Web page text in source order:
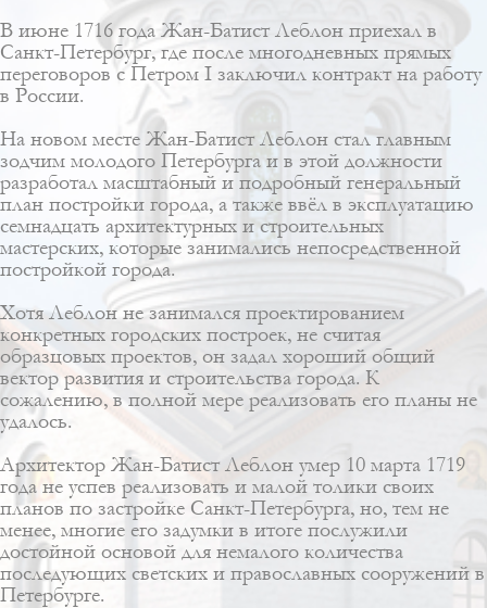
В июне 1716 года Жан-Батист Леблон приехал в
Санкт-Петербург, где после многодневных прямых
переговоров с Петром I заключил контракт на работу
в России.
На новом месте Жан-Батист Леблон стал главным
зодчим молодого Петербурга и в этой должности
разработал масштабный и подробный генеральный
план постройки города, а также ввёл в эксплуатацию
семнадцать архитектурных и строительных
мастерских, которые занимались непосредственной
постройкой города.
Хотя Леблон не занимался проектированием
конкретных городских построек, не считая
образцовых проектов, он задал хороший общий
вектор развития и строительства города. К
сожалению, в полной мере реализовать его планы не
удалось.
Архитектор Жан-Батист Леблон умер 10 марта 1719
года не успев реализовать и малой толики своих
планов по застройке Санкт-Петербурга, но, тем не
менее, многие его задумки в итоге послужили
достойной основой для немалого количества
последующих светских и православных сооружений в
Петербурге.